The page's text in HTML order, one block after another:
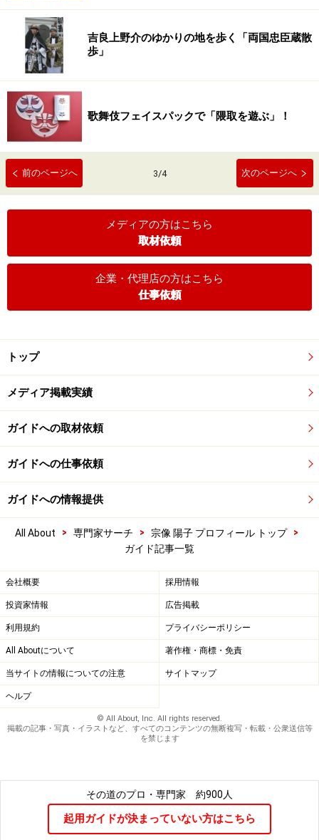
吉良上野介のゆかりの地を歩く「両国忠臣蔵散
歩」
歌舞伎フェイスパックで「隈取を遊ぶ」！
前のページへ 3/4 次のページへ
メディアの方はこちら
取材依頼
企業・代理店の方はこちら
仕事依頼
トップ
メディア掲載実績
ガイドへの取材依頼
ガイドへの仕事依頼
ガイドへの情報提供
All About > 専門家サーチ > 宗像 陽子 プロフィール トップ
>
ガイド記事一覧
会社概要 採用情報
投資家情報 広告掲載
利用規約 プライバシーポリシー
All Aboutについて 著作権・商標・免責
当サイトの情報についての注意 サイトマップ
ヘルプ
© All About, Inc. All rights reserved.
掲載の記事・写真・イラストなど、すべてのコンテンツの無断複写・転載・公衆送信等
を禁じます
その道のプロ・専門家 約900人
起用ガイドが決まっていない方はこちら